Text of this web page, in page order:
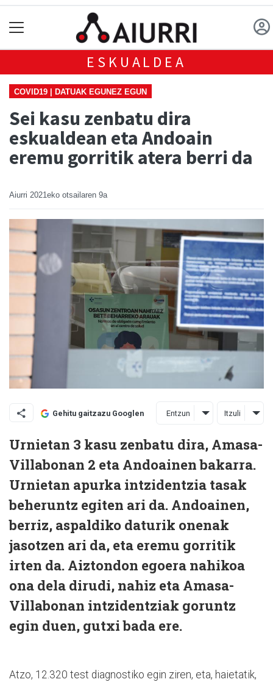
ESKUALDEA
COVID19 | DATUAK EGUNEZ EGUN
Sei kasu zenbatu dira
eskualdean eta Andoain
eremu gorritik atera berri da
Aiurri 2021eko otsailaren 9a
Gehitu gaitzazu Googlen Entzun Itzuli
Urnietan 3 kasu zenbatu dira, Amasa-
Villabonan 2 eta Andoainen bakarra.
Urnietan apurka intzidentzia tasak
beheruntz egiten ari da. Andoainen,
berriz, aspaldiko daturik onenak
jasotzen ari da, eta eremu gorritik
irten da. Aiztondon egoera nahikoa
ona dela dirudi, nahiz eta Amasa-
Villabonan intzidentziak goruntz
egin duen, gutxi bada ere.
Atzo, 12.320 test diagnostiko egin ziren, eta, haietatik,